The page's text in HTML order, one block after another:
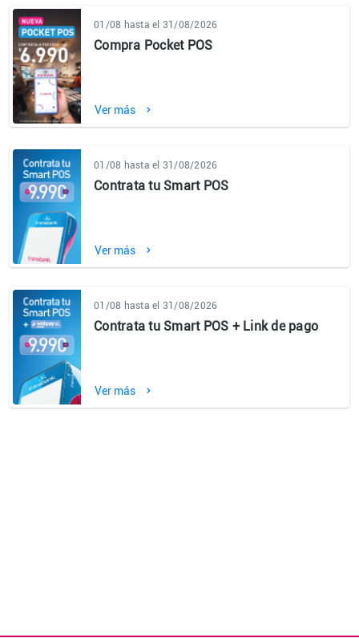
01/08 hasta el 31/08/2026
Compra Pocket POS
Ver más
01/08 hasta el 31/08/2026
Contrata tu Smart POS
Ver más
01/08 hasta el 31/08/2026
Contrata tu Smart POS + Link de pago
Ver más